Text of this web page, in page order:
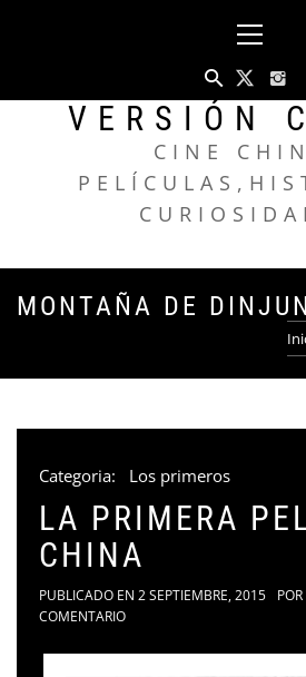
principal
VERSIÓN
CINE
MONTAÑA DE
Categoria: Los primeros
LA PRIMERA
CHINA
PUBLICADO EN 2 SEPTIEMBRE, 2015 POR
COMENTARIO